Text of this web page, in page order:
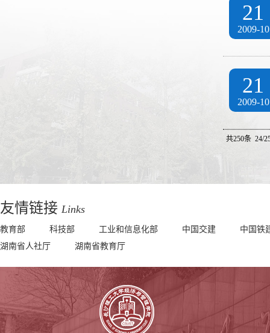
21
2009-10
21
2009-10
共250条 24/
友情链接 Links
教育部 科技部 工业和信息化部 中国交建
中国铁
湖南省人社厅
湖南省教育厅